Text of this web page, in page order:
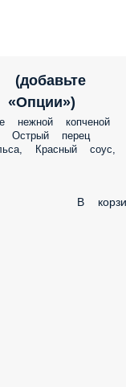
Сосиску в
копченой курочки,
Лучок
сыр моцарелла.